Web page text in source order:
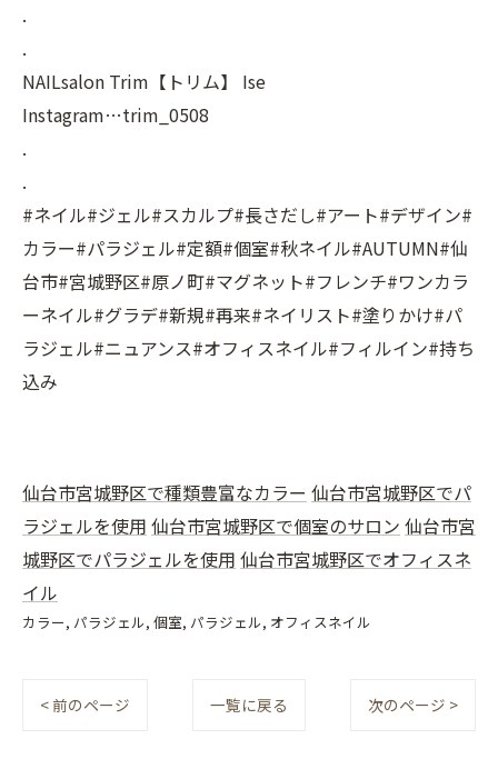
.
.
NAILsalon Trim【トリム】 Ise
Instagram…trim_0508
.
.
#ネイル#ジェル#スカルプ#長さだし#アート#デザイン#
カラー#パラジェル#定額#個室#秋ネイル#AUTUMN#仙
台市#宮城野区#原ノ町#マグネット#フレンチ#ワンカラ
ーネイル#グラデ#新規#再来#ネイリスト#塗りかけ#パ
ラジェル#ニュアンス#オフィスネイル#フィルイン#持ち
込み
仙台市宮城野区で種類豊富なカラー 仙台市宮城野区でパ
ラジェルを使用 仙台市宮城野区で個室のサロン 仙台市宮
城野区でパラジェルを使用 仙台市宮城野区でオフィスネ
イル
カラー パラジェル 個室 パラジェル オフィスネイル
< 前のページ 一覧に戻る 次のページ >